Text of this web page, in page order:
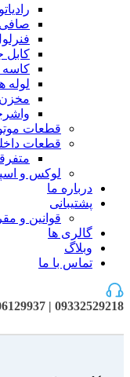
صافی
کابل
کاسه
مخزن
قطعات
قطعات
لوکس و
درباره ما
پشتیبانی
قوانین و
گالری ها
وبلاگ
تماس با ما
09332529218 | 09906129937